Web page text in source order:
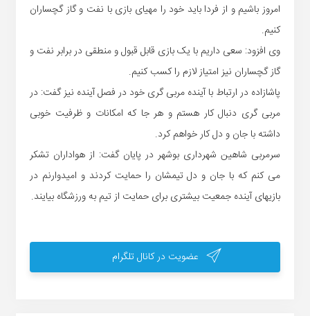
امروز باشیم و از فردا باید خود را مهیای بازی با نفت و گاز گچساران
کنیم.
وی افزود: سعی داریم با یک بازی قابل قبول و منطقی در برابر نفت و
گاز گچساران نیز امتیاز لازم را کسب کنیم.
پاشازاده در ارتباط با آینده مربی گری خود در فصل آینده نیز گفت: در
مربی گری دنبال کار هستم و هر جا که امکانات و ظرفیت خوبی
داشته با جان و دل کار خواهم کرد.
سرمربی شاهین شهرداری بوشهر در پایان گفت: از هواداران تشکر
می کنم که با جان و دل تیمشان را حمایت کردند و امیدوارنم در
بازیهای آینده جمعیت بیشتری برای حمایت از تیم به ورزشگاه بیایند.
عضویت در کانال تلگرام